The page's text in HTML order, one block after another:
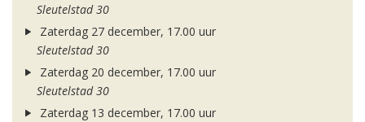
Sleutelstad 30
Zaterdag 27 december, 17.00 uur
Sleutelstad 30
Zaterdag 20 december, 17.00 uur
Sleutelstad 30
Zaterdag 13 december, 17.00 uur